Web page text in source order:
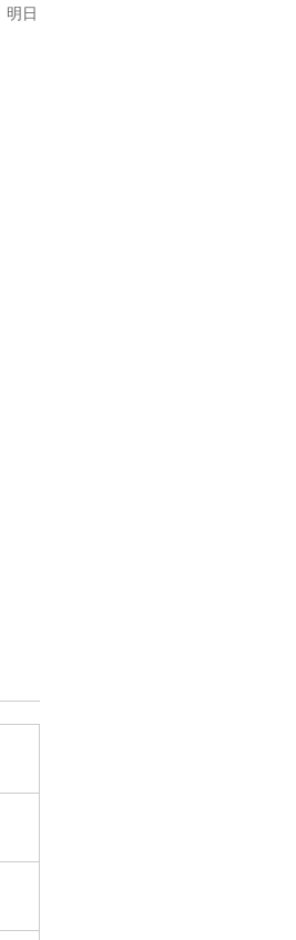
明日